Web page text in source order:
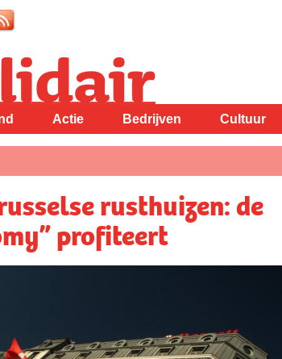
Actie Bedrijven Cultuur
rusthuizen: de
profiteert